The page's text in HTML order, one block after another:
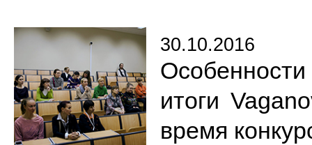
30.10.2016
итоги
время